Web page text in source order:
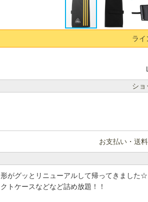
ライ
ショ
お支払い・送
がグッとリニューアルして帰ってきました☆
トケースなどなど詰め放題！！